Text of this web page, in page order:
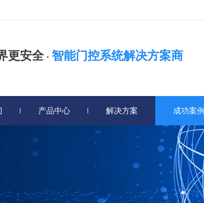
更安全 · 智能门控系统解决方案商
产品中心 解决方案 成功案例